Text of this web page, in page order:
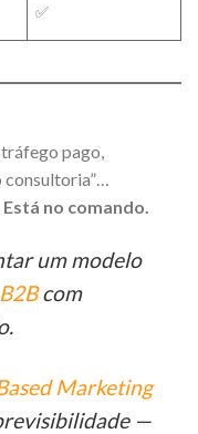
✅
tráfego pago,
consultoria”…
no comando.
um modelo
com
Marketing
—